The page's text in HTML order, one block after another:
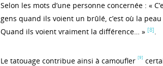
Selon les mots d’une personne concernée : «
gens quand ils voient un brûlé, c’est où la
Quand ils voient vraiment la différence… » [8].
Le tatouage contribue ainsi à camoufler [9]